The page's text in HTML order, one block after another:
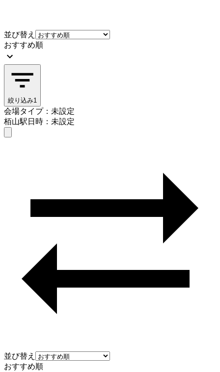
並び替え
おすすめ順
絞り込み1
会場タイプ：未設定
栢山駅日時：未設定
並び替え
おすすめ順